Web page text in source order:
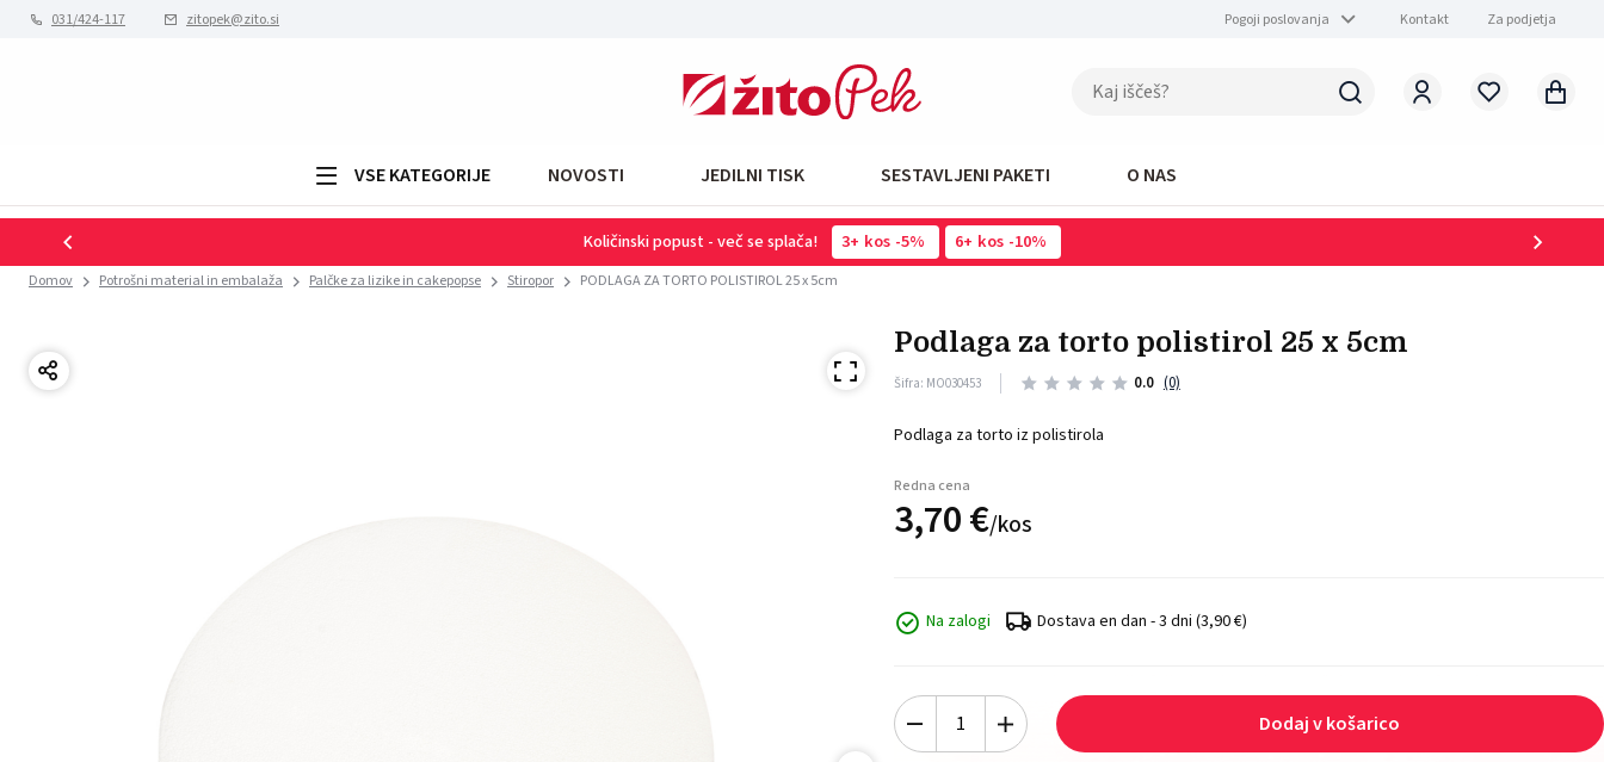
031/424-117 zitopek@zito.si Pogoji poslovanja Kontakt Za podjetja
VSE KATEGORIJE NOVOSTI JEDILNI TISK SESTAVLJENI PAKETI O NAS
Količinski popust - več se splača! 3 kos -5% 6 kos -10%
Domov Potrošni material in embalaža Palčke za lizike in cakepopse Stiropor PODLAGA ZA TORTO POLISTIROL 25 x 5cm
podlaga za torto polistirol 25 x 5cm
Šifra: MO030453 0.0 (0)
Podlaga za torto iz polistirola
Redna cena
3,70€/kos
Na zalogi Dostava en dan - 3 dni (3,90 €)
Dodaj v košarico